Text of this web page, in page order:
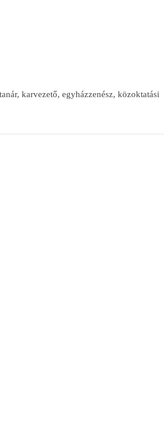
karvezető, egyházzenész, közoktatási